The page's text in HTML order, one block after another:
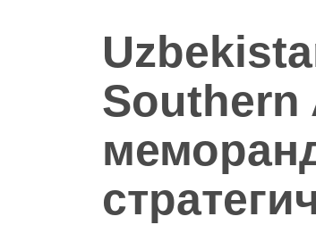
Southern